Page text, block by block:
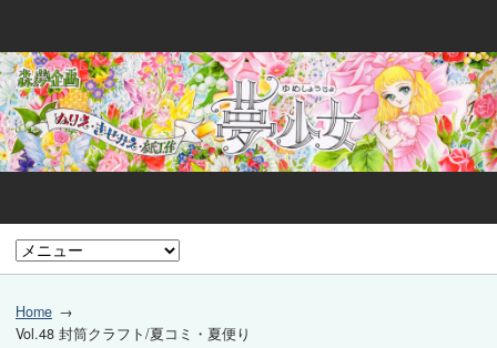
Home
Vol.48 封筒クラフト/夏コミ・夏便り